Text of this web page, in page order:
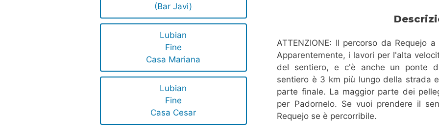
(Bar Javi)
Lubian
Fine
Casa Mariana
Lubian
Fine
Casa Cesar
ATTENZIONE: Il percorso da Requejo
Apparentemente, i lavori per l'alta
del sentiero, e c'è anche un ponte
sentiero è 3 km più lungo della strada
parte finale. La maggior parte dei
per Padornelo. Se vuoi prendere il
Requejo se è percorribile.